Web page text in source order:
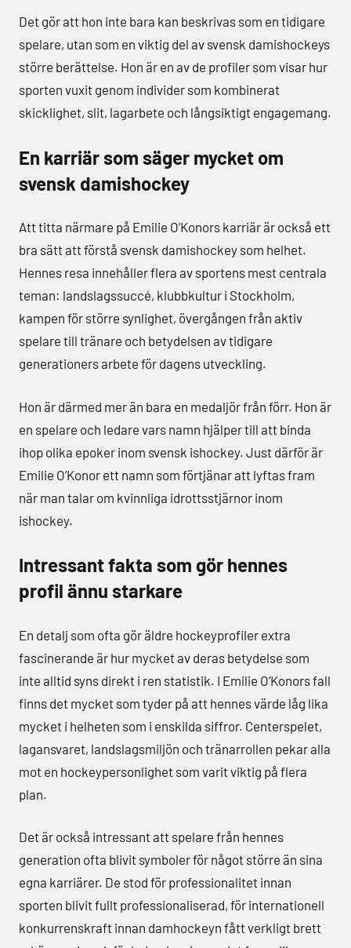
Det gör att hon inte bara kan beskrivas som en tidigare
spelare, utan som en viktig del av svensk damishockeys
större berättelse. Hon är en av de profiler som visar hur
sporten vuxit genom individer som kombinerat
skicklighet, slit, lagarbete och långsiktigt engagemang.
En karriär som säger mycket om
svensk damishockey
Att titta närmare på Emilie O’Konors karriär är också ett
bra sätt att förstå svensk damishockey som helhet.
Hennes resa innehåller flera av sportens mest centrala
teman: landslagssuccé, klubbkultur i Stockholm,
kampen för större synlighet, övergången från aktiv
spelare till tränare och betydelsen av tidigare
generationers arbete för dagens utveckling.
Hon är därmed mer än bara en medaljör från förr. Hon är
en spelare och ledare vars namn hjälper till att binda
ihop olika epoker inom svensk ishockey. Just därför är
Emilie O’Konor ett namn som förtjänar att lyftas fram
när man talar om kvinnliga idrottsstjärnor inom
ishockey.
Intressant fakta som gör hennes
profil ännu starkare
En detalj som ofta gör äldre hockeyprofiler extra
fascinerande är hur mycket av deras betydelse som
inte alltid syns direkt i ren statistik. I Emilie O’Konors fall
finns det mycket som tyder på att hennes värde låg lika
mycket i helheten som i enskilda siffror. Centerspelet,
lagansvaret, landslagsmiljön och tränarrollen pekar alla
mot en hockeypersonlighet som varit viktig på flera
plan.
Det är också intressant att spelare från hennes
generation ofta blivit symboler för något större än sina
egna karriärer. De stod för professionalitet innan
sporten blivit fullt professionaliserad, för internationell
konkurrenskraft innan damhockeyn fått verkligt brett